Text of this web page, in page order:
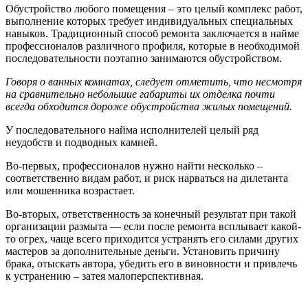
Обустройство любого помещения – это целый комплекс работ,
выполнение которых требует индивидуальных специальных
навыков. Традиционный способ ремонта заключается в найме
профессионалов различного профиля, которые в необходимой
последовательности поэтапно занимаются обустройством.
Говоря о ванных комнатах, следует отметить, что несмотря
на сравнительно небольшие габариты их отделка почти
всегда обходится дороже обустройства жилых помещений.
У последовательного найма исполнителей целый ряд
неудобств и подводных камней.
Во-первых, профессионалов нужно найти несколько –
соответственно видам работ, и риск нарваться на дилетанта
или мошенника возрастает.
Во-вторых, ответственность за конечный результат при такой
организации размыта — если после ремонта всплывает какой-
то огрех, чаще всего приходится устранять его силами других
мастеров за дополнительные деньги. Установить причину
брака, отыскать автора, убедить его в виновности и привлечь
к устранению – затея малоперспективная.